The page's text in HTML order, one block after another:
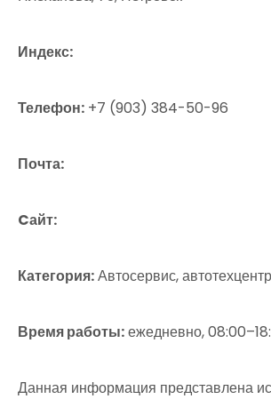
Индекс:
Телефон: +7 (903) 384-50-96
Почта:
Cайт:
Категория:Автосервис, автотехцентр
Время работы:ежедневно,
Данная информация представлена